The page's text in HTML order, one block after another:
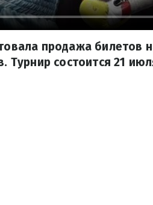
продажа билетов
Турнир состоится 21